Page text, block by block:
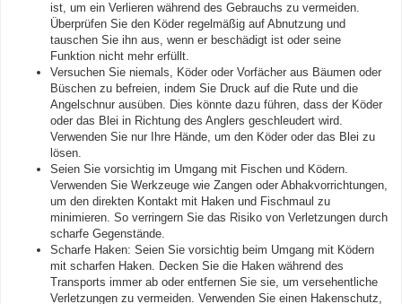
ist, um ein Verlieren während des Gebrauchs zu vermeiden.
Überprüfen Sie den Köder regelmäßig auf Abnutzung und
tauschen Sie ihn aus, wenn er beschädigt ist oder seine
Funktion nicht mehr erfüllt.
Versuchen Sie niemals, Köder oder Vorfächer aus Bäumen oder
Büschen zu befreien, indem Sie Druck auf die Rute und die
Angelschnur ausüben. Dies könnte dazu führen, dass der Köder
oder das Blei in Richtung des Anglers geschleudert wird.
Verwenden Sie nur Ihre Hände, um den Köder oder das Blei zu
lösen.
Seien Sie vorsichtig im Umgang mit Fischen und Ködern.
Verwenden Sie Werkzeuge wie Zangen oder Abhakvorrichtungen,
um den direkten Kontakt mit Haken und Fischmaul zu
minimieren. So verringern Sie das Risiko von Verletzungen durch
scharfe Gegenstände.
Scharfe Haken: Seien Sie vorsichtig beim Umgang mit Ködern
mit scharfen Haken. Decken Sie die Haken während des
Transports immer ab oder entfernen Sie sie, um versehentliche
Verletzungen zu vermeiden. Verwenden Sie einen Hakenschutz,